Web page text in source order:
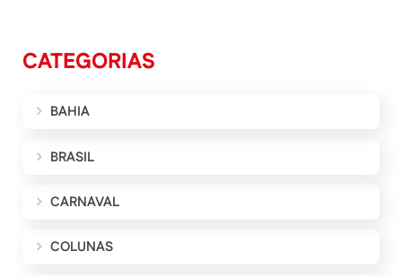
CATEGORIAS
BAHIA
BRASIL
CARNAVAL
COLUNAS